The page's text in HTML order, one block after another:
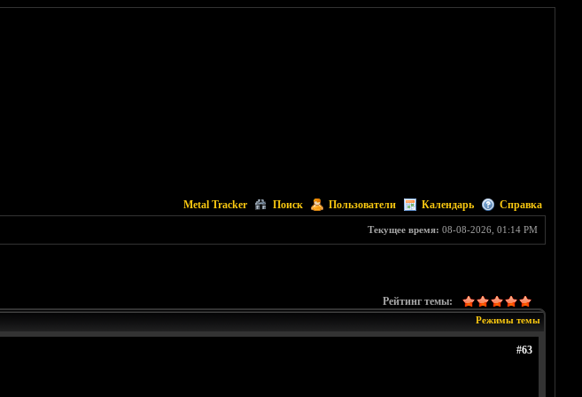
Metal Tracker Поиск Пользователи Календарь Справка
Текущее время: 08-08-2026, 01:14 PM
Рейтинг темы:
Режимы темы
#63